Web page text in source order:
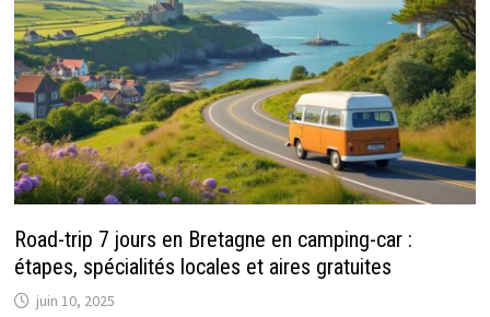
Road-trip 7 jours en Bretagne en camping-car :
étapes, spécialités locales et aires gratuites
juin 10, 2025